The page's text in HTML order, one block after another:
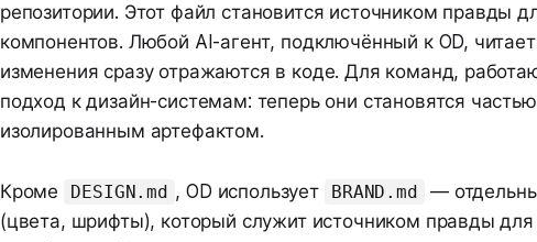
репозитории. Этот файл становится источником правды
компонентов. Любой AI-агент, подключённый к OD,
изменения сразу отражаются в коде. Для команд,
подход к дизайн-системам: теперь они становятся
изолированным артефактом.
Кроме DESIGN.md , OD использует BRAND.md
—
(цвета, шрифты), который служит источником правды для